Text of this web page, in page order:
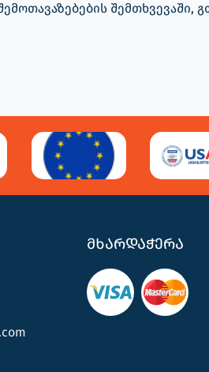
შემთხვევაში,
მხარდაჭერა